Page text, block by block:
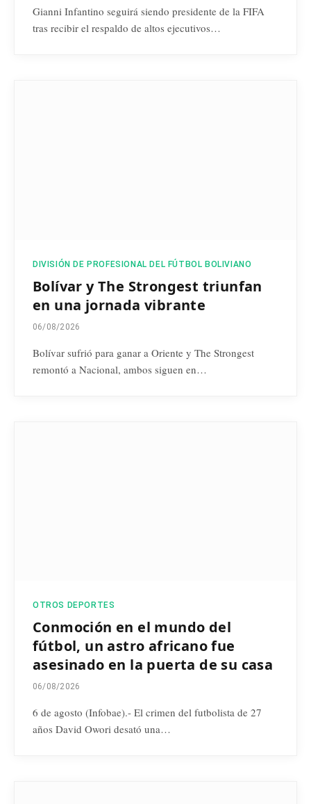
Gianni Infantino seguirá siendo presidente de la FIFA
tras recibir el respaldo de altos ejecutivos…
DIVISIÓN DE PROFESIONAL DEL FÚTBOL BOLIVIANO
Bolívar y The Strongest triunfan
en una jornada vibrante
06/08/2026
Bolívar sufrió para ganar a Oriente y The Strongest
remontó a Nacional, ambos siguen en…
OTROS DEPORTES
Conmoción en el mundo del
fútbol, un astro africano fue
asesinado en la puerta de su casa
06/08/2026
6 de agosto (Infobae).- El crimen del futbolista de 27
años David Owori desató una…